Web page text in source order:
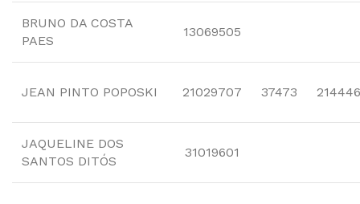
BRUNO DA COSTA
PAES
13069505
JEAN PINTO POPOSKI 21029707 37473
JAQUELINE DOS
SANTOS DITÓS
31019601